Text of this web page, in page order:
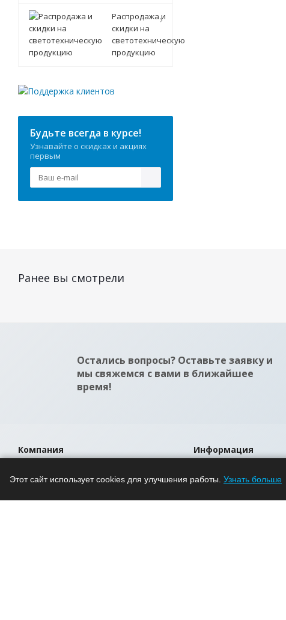
Распродажа и
скидки на
светотехническую
продукцию
Будьте всегда в курсе!
Узнавайте о скидках и акциях
первым
Ранее вы смотрели
Остались вопросы? Оставьте заявку и
мы свяжемся с вами в ближайшее
время!
Компания
О компании
Информация
Помощь
Этот сайт использует cookies для улучшения работы. Узнать больше